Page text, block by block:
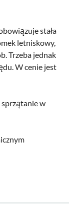
stała
letniskowy,
Trzeba jednak
W cenie jest
sprzątanie w